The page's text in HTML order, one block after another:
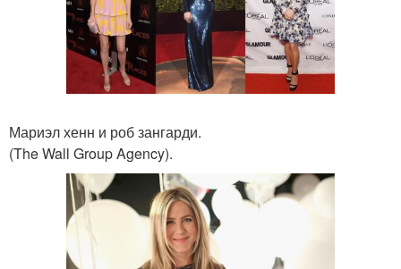
Мариэл хенн и роб зангарди.
(The Wall Group Agency).